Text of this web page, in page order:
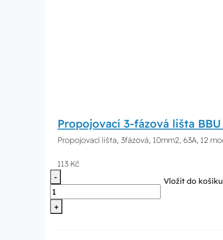
Propojovací 3-fázová lišta
Propojovací lišta, 3fázová, 10mm2, 63A, 12
113 Kč
-
+
Vložit do košíku